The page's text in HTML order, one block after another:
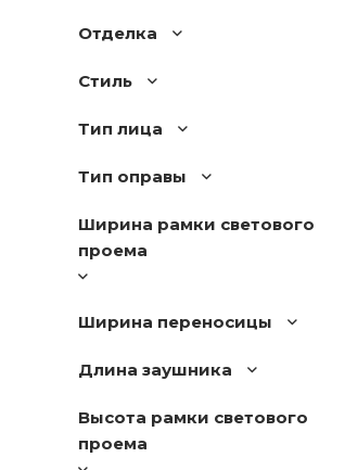
Отделка
Стиль
Тип лица
Тип оправы
Ширина рамки светового
проема
Ширина переносицы
Длина заушника
Высота рамки светового
проема